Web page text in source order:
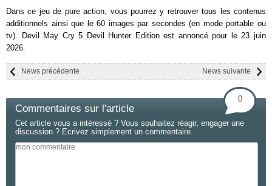
Dans ce jeu de pure action, vous pourrez y retrouver tous les contenus
additionnels ainsi que le 60 images par secondes (en mode portable ou
tv). Devil May Cry 5 Devil Hunter Edition est annoncé pour le 23 juin
2026.
News suivante
News précédente
Commentaires sur l'article
0
Cet article vous a intéressé ? Vous souhaitez réagir, engager une
discussion ? Ecrivez simplement un commentaire.